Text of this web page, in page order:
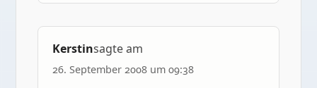
Kerstinsagte am
26. September 2008 um 09:38